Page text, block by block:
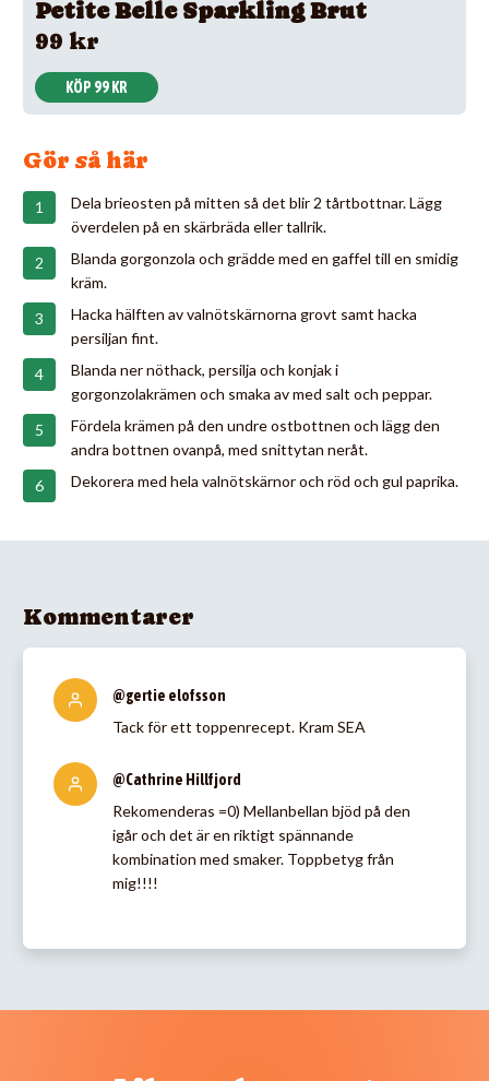
Petite Belle Sparkling Brut
99 kr
KÖP 99 KR
Gör så här
Dela brieosten på mitten så det blir 2 tårtbottnar. Lägg
överdelen på en skärbräda eller tallrik.
Blanda gorgonzola och grädde med en gaffel till en smidig
kräm.
Hacka hälften av valnötskärnorna grovt samt hacka
persiljan fint.
Blanda ner nöthack, persilja och konjak i
gorgonzolakrämen och smaka av med salt och peppar.
Fördela krämen på den undre ostbottnen och lägg den
andra bottnen ovanpå, med snittytan neråt.
Dekorera med hela valnötskärnor och röd och gul paprika.
Kommentarer
@gertie elofsson
Tack för ett toppenrecept. Kram SEA
@Cathrine Hillfjord
Rekomenderas =0) Mellanbellan bjöd på den
igår och det är en riktigt spännande
kombination med smaker. Toppbetyg från
mig!!!!